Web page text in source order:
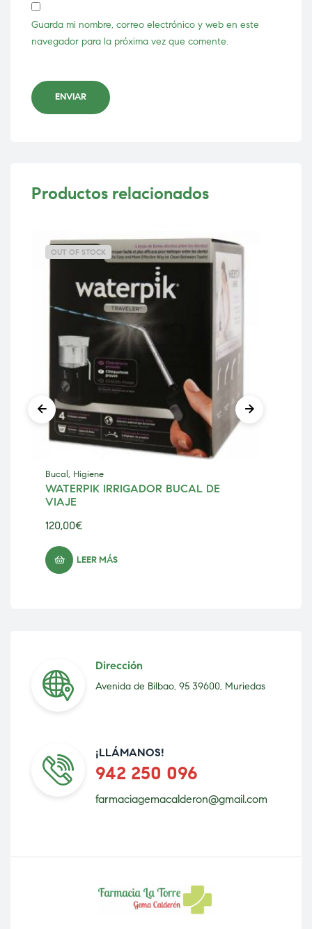
Guarda mi nombre, correo electrónico y web en este
navegador para la próxima vez que comente.
ENVIAR
Productos relacionados
OUT OF STOCK
Bucal , Higiene
WATERPIK IRRIGADOR BUCAL DE
VIAJE
120,00€
LEER MÁS
Dirección
Avenida de Bilbao, 95 39600, Muriedas
¡LLÁMANOS!
942 250 096
farmaciagemacalderon@gmail.com